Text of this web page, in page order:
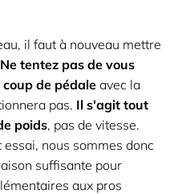
il faut à nouveau mettre
Ne tentez pas de vous
de pédale avec la
pas. Il s'agit tout
poids, pas de vitesse.
nous sommes donc
suffisante pour
aux pros